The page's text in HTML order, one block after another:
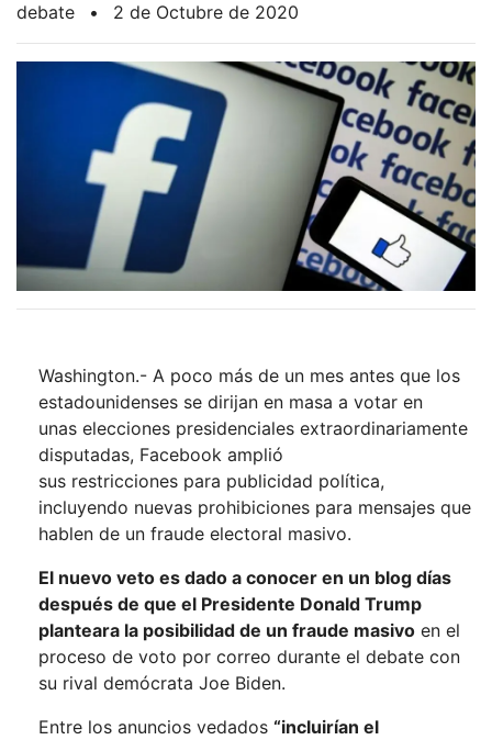
debate • 2 de Octubre de 2020
Washington.- A poco más de un mes antes que los
estadounidenses se dirijan en masa a votar en
unas elecciones presidenciales extraordinariamente
disputadas, Facebook amplió
sus restricciones para publicidad política,
incluyendo nuevas prohibiciones para mensajes que
hablen de un fraude electoral masivo.
El nuevo veto es dado a conocer en un blog días
después de que el Presidente Donald Trump
planteara la posibilidad de un fraude masivo en el
proceso de voto por correo durante el debate con
su rival demócrata Joe Biden.
Entre los anuncios vedados “incluirían el